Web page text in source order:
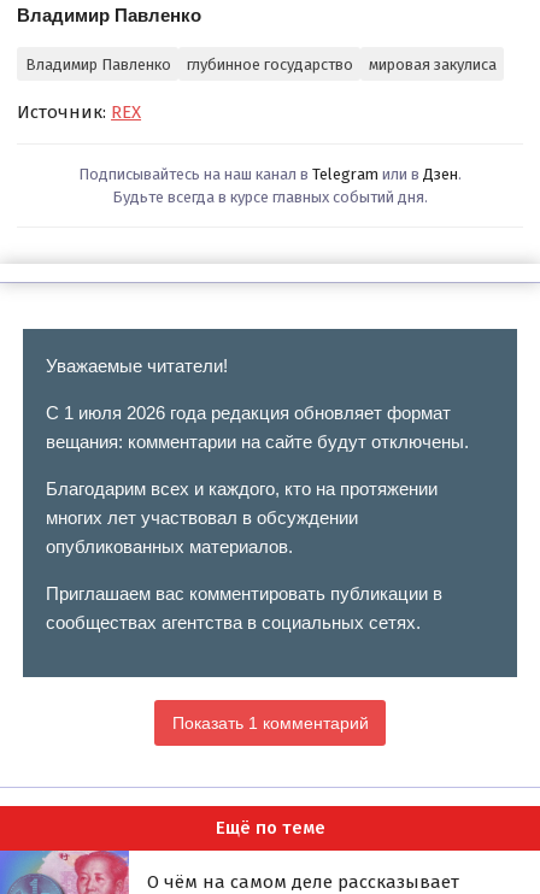
Владимир Павленко
Владимир Павленко глубинное государство мировая закулиса
Источник: REX
Подписывайтесь на наш канал в Telegram или в Дзен.
Будьте всегда в курсе главных событий дня.
Уважаемые читатели!
С 1 июля 2026 года редакция обновляет формат
вещания: комментарии на сайте будут отключены.
Благодарим всех и каждого, кто на протяжении
многих лет участвовал в обсуждении
опубликованных материалов.
Приглашаем вас комментировать публикации в
сообществах агентства в социальных сетях.
Показать 1 комментарий
Ещё по теме
О чём на самом деле рассказывает